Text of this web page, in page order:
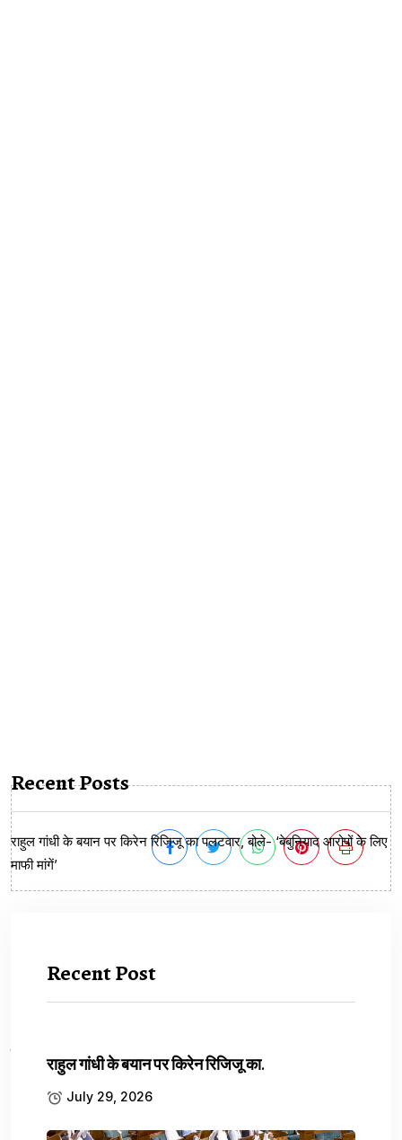
Previous Article
UP Govt Decision: शिक्षकों को अवकाश में नहीं...
YouTuber Wedding: 71 लाख कैश, 21 तोला सोना,...
Recent Posts
राहुल गांधी के बयान पर किरेन रिजिजू का पलटवार, बोले- ‘बेबुनियाद आरोपों के लिए
माफी मांगें’
Recent Post
राहुल गांधी के बयान पर किरेन रिजिजू का.
July 29, 2026